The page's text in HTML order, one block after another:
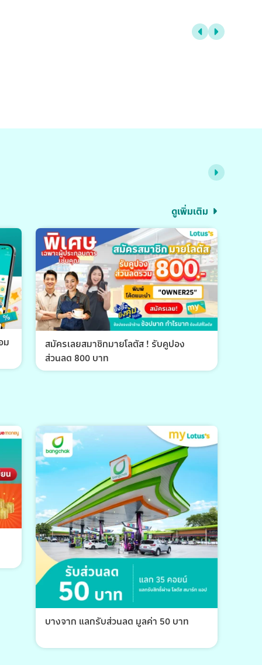
ดูเพิ่มเติม
ม
สมัครเลยสมาชิกมายโลตัส ! รับคูปอง
ส่วนลด 800 บาท
บางจาก แลกรับส่วนลด มูลค่า 50 บาท